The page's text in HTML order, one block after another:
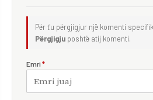
Për t'u përgjigjur një komenti
Përgjigju poshtë atij komenti.
Emri *